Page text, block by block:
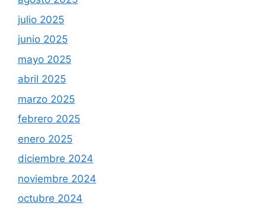
julio 2025
junio 2025
mayo 2025
abril 2025
marzo 2025
febrero 2025
enero 2025
diciembre 2024
noviembre 2024
octubre 2024